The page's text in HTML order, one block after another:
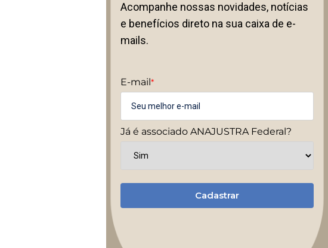
Acompanhe nossas novidades, notícias
e benefícios direto na sua caixa de e-
mails.
E-mail *
Já é associado ANAJUSTRA Federal?
Cadastrar